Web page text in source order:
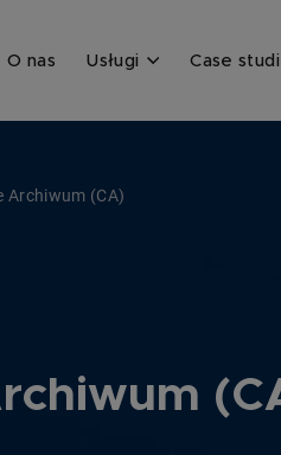
O nas Usługi Case
Archiwum (CA)